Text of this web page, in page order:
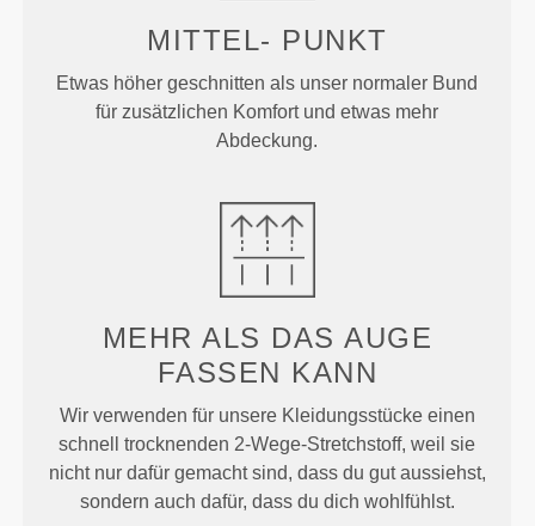
MITTEL- PUNKT
Etwas höher geschnitten als unser normaler Bund
für zusätzlichen Komfort und etwas mehr
Abdeckung.
MEHR ALS DAS AUGE
FASSEN KANN
Wir verwenden für unsere Kleidungsstücke einen
schnell trocknenden 2-Wege-Stretchstoff, weil sie
nicht nur dafür gemacht sind, dass du gut aussiehst,
sondern auch dafür, dass du dich wohlfühlst.